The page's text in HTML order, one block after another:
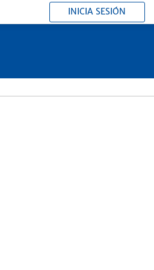
INICIA SESIÓN